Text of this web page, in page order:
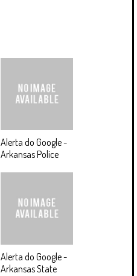
Alerta do Google -
Arkansas Police
Alerta do Google -
Arkansas State